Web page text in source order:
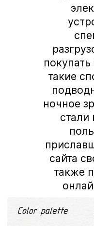
такие
ночное
стали
сайта
также